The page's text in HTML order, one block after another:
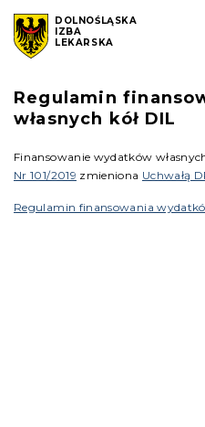
DOLNOŚLĄSKA
IZBA
LEKARSKA
Regulamin
własnych kół DIL
Finansowanie wydatków
Nr 101/2019 zmieniona Uchwałą
Regulamin finansowania